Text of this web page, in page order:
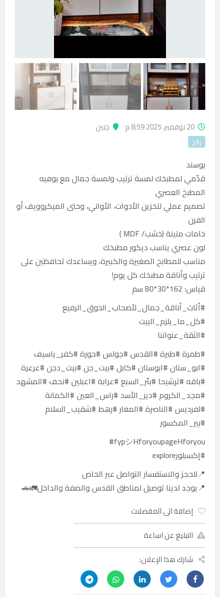
20 نوفمبر، 2025 8:59 م جنين
رائج
بوسند
قدّمي لمطبخك لمسة ترتيب ولمسة جمال مع بوفيه
المطبخ العصري
تصميم عملي لتخزين الأدوات، الأواني، وحتى الميكروويف أو
الفرن
خامات متينة (خشب/ MDF )
لون عصري يناسب ديكور مطبخك
مناسب للمطابخ الصغيرة والكبيرة، ويساعدك تحافظين على
ترتيب وأناقة مطبخك كل يوم!
قياس: 162*30*80 سم
#أثاث_أناقة_جمال_لأصحاب_الذوق_الرفيع
#كل_ما_يلزم_البيت
#الثقة_عنواننا
#طمرة #طيرة #القدس #جولس #حورة #كفر_ياسيف
#ابو_سنان #ابوسنان #كابل #بيت_جن #بيت_دجن #عرعرة
#باقه #ترشيحا #بئر_السبع #عرابة #اعبلين #نحف #المشهد
#مجد_الكروم #دير_الأسد #راس_العين #الكمانة
#لفرديس #الناصرة #المغار #رهط #شقيب_السلام
#بير_المكسور
fypシHforyoupageHforyou#
#إكسبلورexplore
📍للحجز والاستفسار التواصل عبر الخاص
📍يوجد لدينا توصيل لمناطق القدس والضفة والداخل🚛🚗
إضافة الى المفضلات
التبليغ عن اساءة
شارك هذا الإعلان: